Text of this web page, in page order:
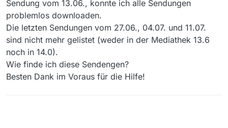
Sendung vom 13.06., konnte ich alle Sendungen
problemlos downloaden.
Die letzten Sendungen vom 27.06., 04.07. und 11.07.
sind nicht mehr gelistet (weder in der Mediathek 13.6
noch in 14.0).
Wie finde ich diese Sendengen?
Besten Dank im Voraus für die Hilfe!